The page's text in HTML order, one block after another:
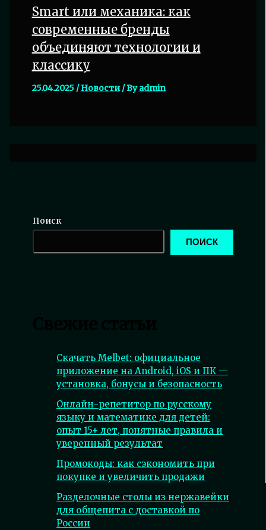
Smart или механика: как
современные бренды
объединяют технологии и
классику
25.04.2025 /Новости/ Byadmin
Поиск
ПОИСК
Скачать Melbet: официальное
приложение на Android, iOS и ПК —
установка, бонусы и безопасность
Онлайн-репетитор по русскому
языку и математике для детей:
опыт 15+ лет, понятные правила и
уверенный результат
Промокоды: как сэкономить при
покупке и увеличить продажи
Разделочные столы из нержавейки
для общепита с доставкой по
России